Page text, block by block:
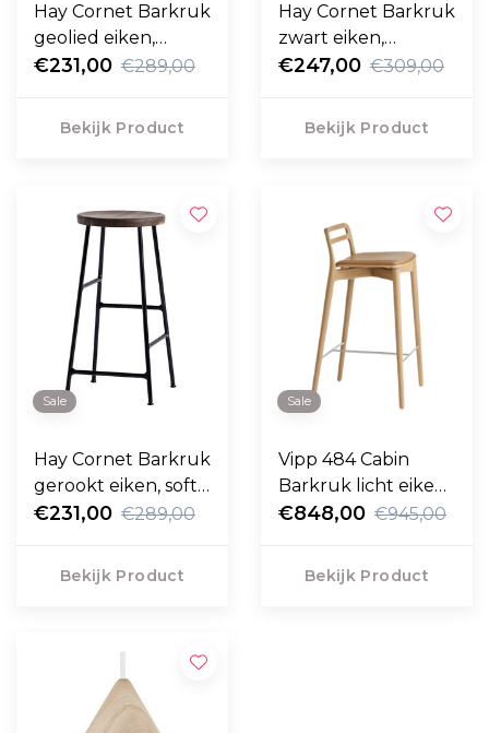
Hay Cornet Barkruk
geolied eiken,
cream white frame
€231,00 €289,00
Bekijk Product
Hay Cornet Barkruk
zwart eiken,
chroom frame 65cm
€247,00 €309,00
Bekijk Product
Sale
Hay Cornet Barkruk
gerookt eiken, soft
black frame 65cm
€231,00 €289,00
Bekijk Product
Sale
Vipp 484 Cabin
Barkruk licht eiken,
sand leer 67cm
€848,00 €945,00
Bekijk Product